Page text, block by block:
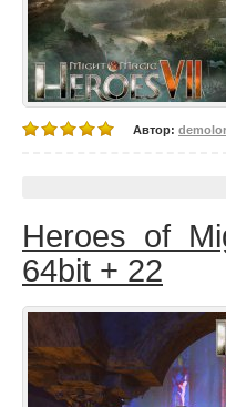
Автор:
Heroes of
64bit + 22